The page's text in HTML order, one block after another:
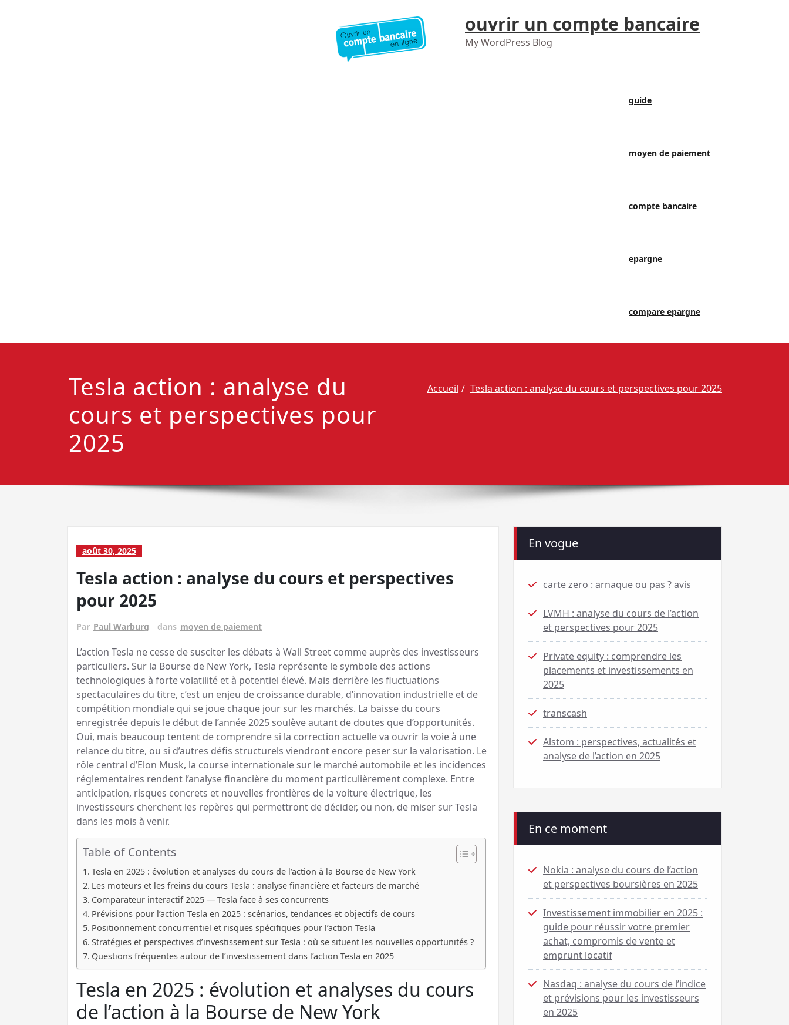
ouvrir un compte bancaire
My WordPress Blog
guide
moyen de paiement
compte bancaire
epargne
compare epargne
Tesla action : analyse du
cours et perspectives pour
2025
Accueil Tesla action : analyse du cours et perspectives pour 2025
août 30, 2025
Tesla action : analyse du cours et perspectives
pour 2025
Par Paul Warburg dans moyen de paiement
L’action Tesla ne cesse de susciter les débats à Wall Street comme auprès des investisseurs
particuliers. Sur la Bourse de New York, Tesla représente le symbole des actions
technologiques à forte volatilité et à potentiel élevé. Mais derrière les fluctuations
spectaculaires du titre, c’est un enjeu de croissance durable, d’innovation industrielle et de
compétition mondiale qui se joue chaque jour sur les marchés. La baisse du cours
enregistrée depuis le début de l’année 2025 soulève autant de doutes que d’opportunités.
Oui, mais beaucoup tentent de comprendre si la correction actuelle va ouvrir la voie à une
relance du titre, ou si d’autres défis structurels viendront encore peser sur la valorisation. Le
rôle central d’Elon Musk, la course internationale sur le marché automobile et les incidences
réglementaires rendent l’analyse financière du moment particulièrement complexe. Entre
anticipation, risques concrets et nouvelles frontières de la voiture électrique, les
investisseurs cherchent les repères qui permettront de décider, ou non, de miser sur Tesla
dans les mois à venir.
Table of Contents
Tesla en 2025 : évolution et analyses du cours de l’action à la Bourse de New York
Les moteurs et les freins du cours Tesla : analyse financière et facteurs de marché
Comparateur interactif 2025 — Tesla face à ses concurrents
Prévisions pour l’action Tesla en 2025 : scénarios, tendances et objectifs de cours
Positionnement concurrentiel et risques spécifiques pour l’action Tesla
Stratégies et perspectives d’investissement sur Tesla : où se situent les nouvelles opportunités ?
Questions fréquentes autour de l’investissement dans l’action Tesla en 2025
Tesla en 2025 : évolution et analyses du cours
de l’action à la Bourse de New York
En vogue
carte zero : arnaque ou pas ? avis
LVMH : analyse du cours de l’action
et perspectives pour 2025
Private equity : comprendre les
placements et investissements en
2025
transcash
Alstom : perspectives, actualités et
analyse de l’action en 2025
En ce moment
Nokia : analyse du cours de l’action
et perspectives boursières en 2025
Investissement immobilier en 2025 :
guide pour réussir votre premier
achat, compromis de vente et
emprunt locatif
Nasdaq : analyse du cours de l’indice
et prévisions pour les investisseurs
en 2025